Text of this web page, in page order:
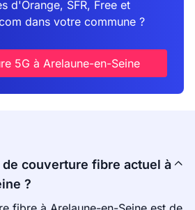
d'Orange, SFR, Free et
dans votre commune ?
5G à Arelaune-en-Seine
couverture fibre actuel à
?